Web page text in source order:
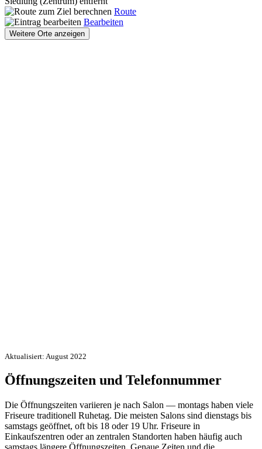
Route
Bearbeiten
Weitere Orte anzeigen
Aktualisiert: August 2022
Öffnungszeiten und Telefonnummer
Die Öffnungszeiten variieren je nach Salon — montags haben viele
Friseure traditionell Ruhetag. Die meisten Salons sind dienstags bis
samstags geöffnet, oft bis 18 oder 19 Uhr. Friseure in
Einkaufszentren oder an zentralen Standorten haben häufig auch